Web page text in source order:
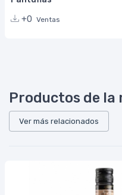
+0 Ventas
Productos de la
Ver más relacionados